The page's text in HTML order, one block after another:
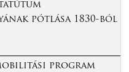
pótlása 1830-ból
program